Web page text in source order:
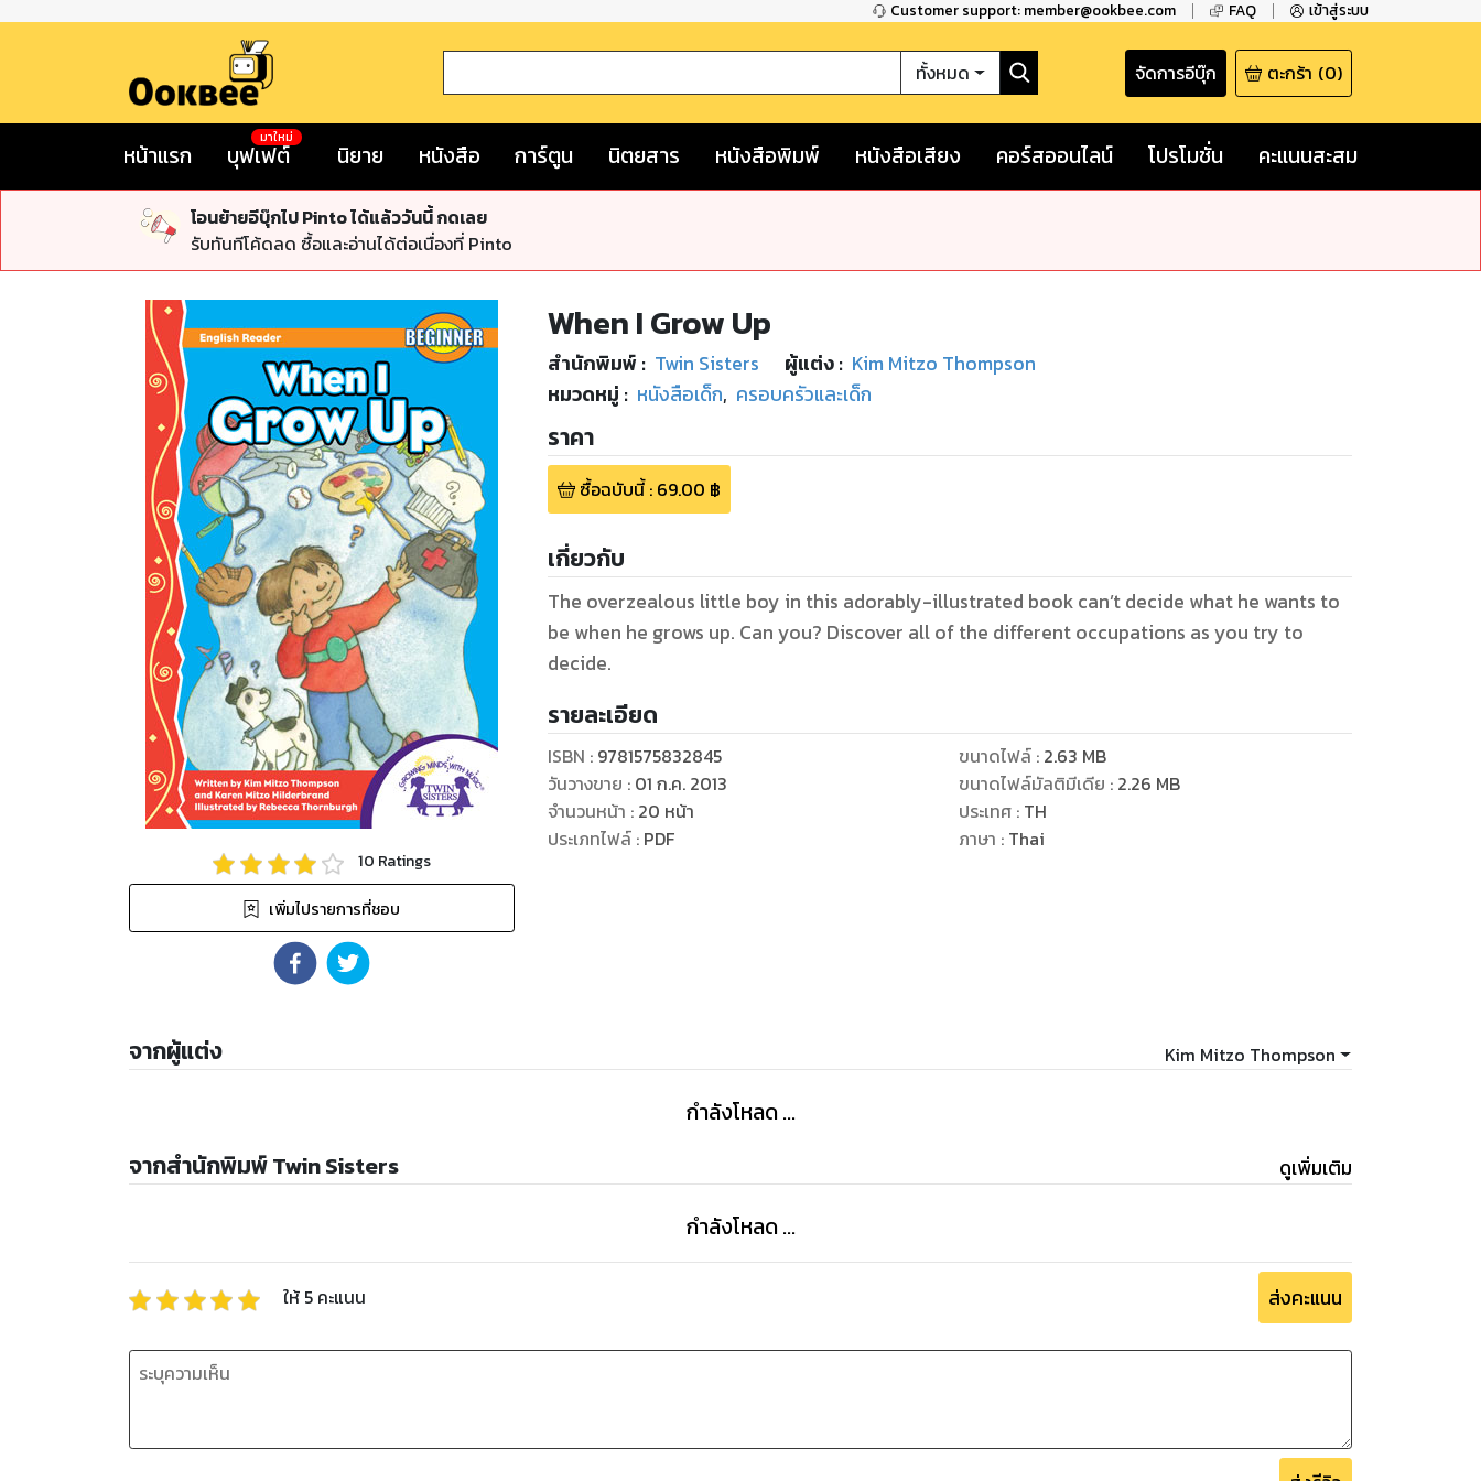
Customer support: member@ookbee.com FAQ เข้าสู่ระบบ
ทั้งหมด จัดการอีบุ๊ก ตะกร้า (0)
หน้าแรก บุฟเฟต์
มาใหม่
นิยาย หนังสือ การ์ตูน นิตยสาร หนังสือพิมพ์ หนังสือเสียง คอร์สออนไลน์ โปรโมชั่น คะแนนสะสม
โอนย้ายอีบุ๊กไป Pinto ได้แล้ววันนี้ กดเลย
รับทันทีโค้ดลด ซื้อและอ่านได้ต่อเนื่องที่ Pinto
10 Ratings
เพิ่มไปรายการที่ชอบ
When I Grow Up
สำนักพิมพ์ : Twin Sisters ผู้แต่ง : Kim Mitzo Thompson
หมวดหมู่ : หนังสือเด็ก, ครอบครัวและเด็ก
ราคา
ซื้อฉบับนี้: 69.00 ฿
เกี่ยวกับ
The overzealous little boy in this adorably-illustrated book can’t decide what he wants to
be when he grows up. Can you? Discover all of the different occupations as you try to
decide.
รายละเอียด
ISBN : 9781575832845
วันวางขาย : 01 ก.ค. 2013
จำนวนหน้า : 20 หน้า
ประเภทไฟล์: PDF
ขนาดไฟล์: 2.63 MB
ขนาดไฟล์มัลติมีเดีย : 2.26 MB
ประเทศ : TH
ภาษา : Thai
จากผู้แต่ง Kim Mitzo Thompson
กำลังโหลด ...
จากสำนักพิมพ์ Twin Sisters ดูเพิ่มเติม
กำลังโหลด ...
ให้ 5 คะแนน ส่งคะแนน